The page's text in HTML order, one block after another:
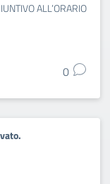
ALL’ORARIO
0